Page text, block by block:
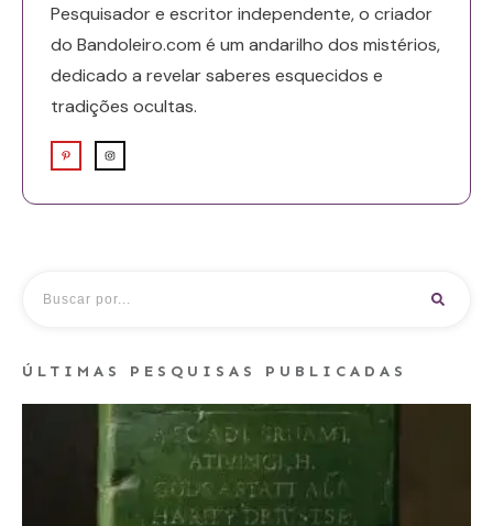
Pesquisador e escritor independente, o criador
do Bandoleiro.com é um andarilho dos mistérios,
dedicado a revelar saberes esquecidos e
tradições ocultas.
ÚLTIMAS PESQUISAS PUBLICADAS